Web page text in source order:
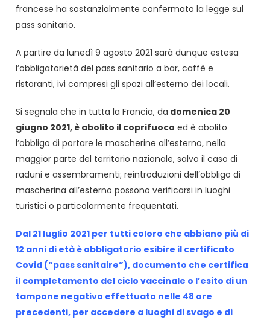
francese ha sostanzialmente confermato la legge sul
pass sanitario.
A partire da lunedì 9 agosto 2021 sarà dunque estesa
l’obbligatorietà del pass sanitario a bar, caffè e
ristoranti, ivi compresi gli spazi all’esterno dei locali.
Si segnala che in tutta la Francia, da domenica 20
giugno 2021, è abolito il coprifuoco ed è abolito
l’obbligo di portare le mascherine all’esterno, nella
maggior parte del territorio nazionale, salvo il caso di
raduni e assembramenti; reintroduzioni dell’obbligo di
mascherina all’esterno possono verificarsi in luoghi
turistici o particolarmente frequentati.
Dal 21 luglio 2021 per tutti coloro che abbiano più di
12 anni di età è obbligatorio esibire il certificato
Covid (“pass sanitaire”), documento che certifica
il completamento del ciclo vaccinale o l’esito di un
tampone negativo effettuato nelle 48 ore
precedenti, per accedere a luoghi di svago e di